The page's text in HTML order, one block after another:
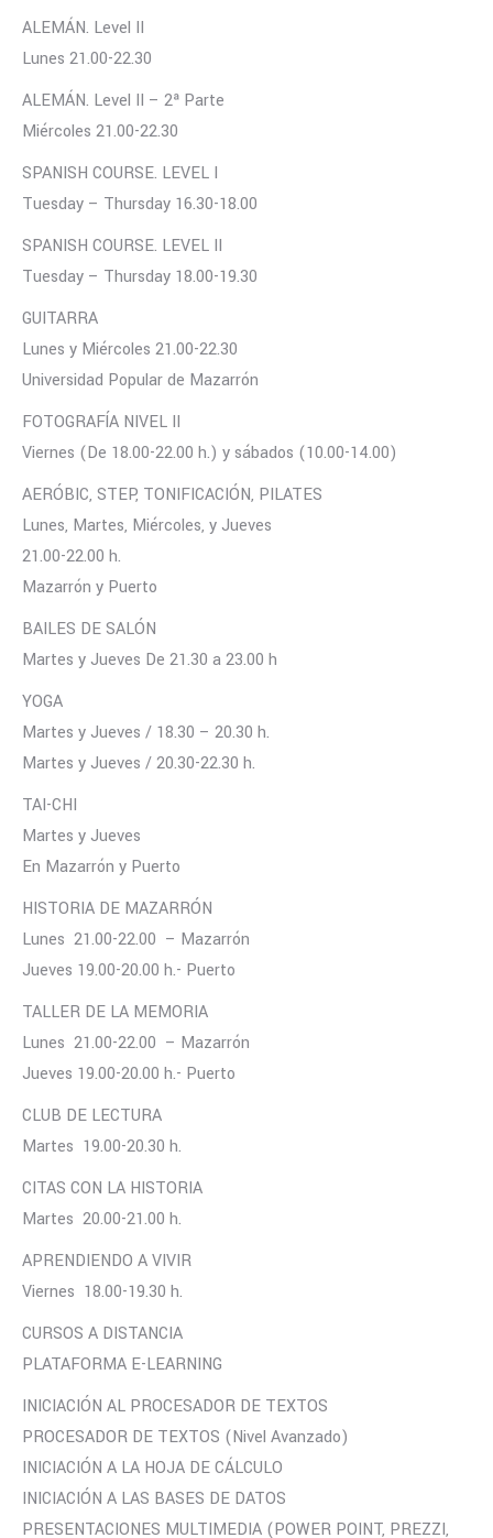
ALEMÁN. Level II
Lunes 21.00-22.30
ALEMÁN. Level II – 2ª Parte
Miércoles 21.00-22.30
SPANISH COURSE. LEVEL I
Tuesday – Thursday 16.30-18.00
SPANISH COURSE. LEVEL II
Tuesday – Thursday 18.00-19.30
GUITARRA
Lunes y Miércoles 21.00-22.30
Universidad Popular de Mazarrón
FOTOGRAFÍA NIVEL II
Viernes (De 18.00-22.00 h.) y sábados (10.00-14.00)
AERÓBIC, STEP, TONIFICACIÓN, PILATES
Lunes, Martes, Miércoles, y Jueves
21.00-22.00 h.
Mazarrón y Puerto
BAILES DE SALÓN
Martes y Jueves De 21.30 a 23.00 h
YOGA
Martes y Jueves / 18.30 – 20.30 h.
Martes y Jueves / 20.30-22.30 h.
TAI-CHI
Martes y Jueves
En Mazarrón y Puerto
HISTORIA DE MAZARRÓN
Lunes 21.00-22.00 – Mazarrón
Jueves 19.00-20.00 h.- Puerto
TALLER DE LA MEMORIA
Lunes 21.00-22.00 – Mazarrón
Jueves 19.00-20.00 h.- Puerto
CLUB DE LECTURA
Martes 19.00-20.30 h.
CITAS CON LA HISTORIA
Martes 20.00-21.00 h.
APRENDIENDO A VIVIR
Viernes 18.00-19.30 h.
CURSOS A DISTANCIA
PLATAFORMA E-LEARNING
INICIACIÓN AL PROCESADOR DE TEXTOS
PROCESADOR DE TEXTOS (Nivel Avanzado)
INICIACIÓN A LA HOJA DE CÁLCULO
INICIACIÓN A LAS BASES DE DATOS
PRESENTACIONES MULTIMEDIA (POWER POINT, PREZZI,